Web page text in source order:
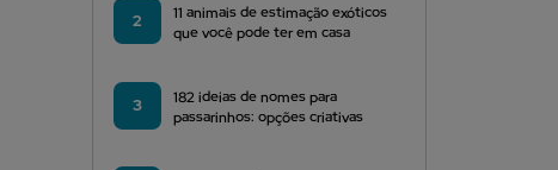
2
11 animais de estimação exóticos
que você pode ter em casa
3
182 ideias de nomes para
passarinhos: opções criativas